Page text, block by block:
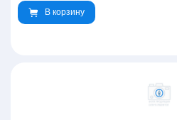
В корзину